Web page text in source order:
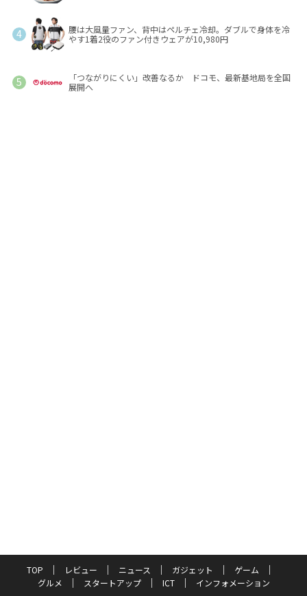
腰は大風量ファン、背中はペルチェ冷却。ダブルで身体を冷
やす1着2役のファン付きウェアが10,980円
「つながりにくい」改善なるか ドコモ、最新基地局を全国
展開へ
TOP レビュー ニュース ガジェット
ゲーム
グルメ
スタートアップ ICT インフォメーション